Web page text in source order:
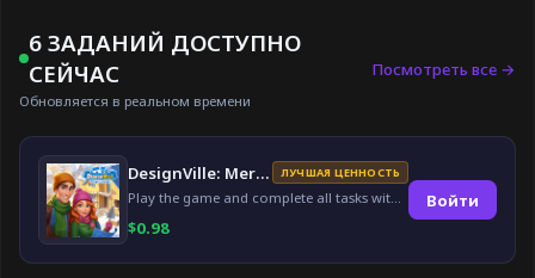
6 ЗАДАНИЙ ДОСТУПНО
СЕЙЧАС
Обновляется в реальном времени
Посмотреть все →
DesignVille: Merge & Design ЛУЧШАЯ ЦЕННОСТЬ
$0.98
Войти